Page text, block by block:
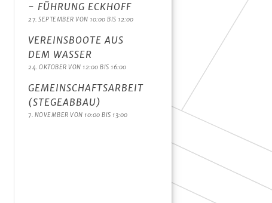
- FÜHRUNG ECKHOFF
27. SEPTEMBER VON 10:00 BIS 12:00
VEREINSBOOTE AUS
DEM WASSER
24. OKTOBER VON 12:00 BIS 16:00
GEMEINSCHAFTSARBEIT
(STEGEABBAU)
7. NOVEMBER VON 10:00 BIS 13:00